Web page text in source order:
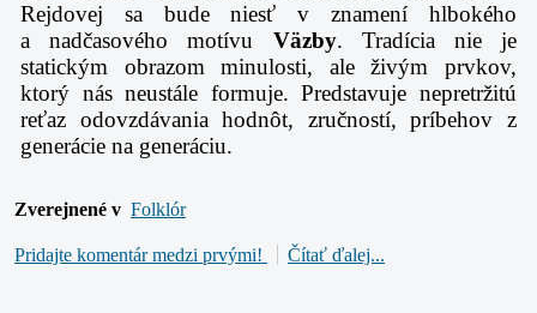
Rejdovej sa bude niesť v znamení hlbokého
anadčasového motívu Väzby. Tradícia nie je
statickým obrazom minulosti, ale živým prvkov,
ktorý násneustále formuje. Predstavuje nepretržitú
reťaz odovzdávania hodnôt, zručností, príbehov z
generácie na generáciu.
Zverejnené v Folklór
Pridajte komentár medzi prvými! Čítať ďalej...